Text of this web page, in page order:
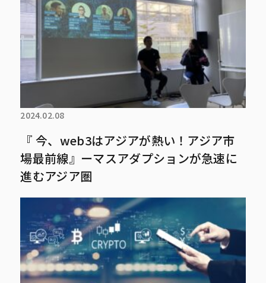
2024.02.08
『 今、web3はアジアが熱い！アジア市
場最前線』ーマスアダプションが急速に
進むアジア圏